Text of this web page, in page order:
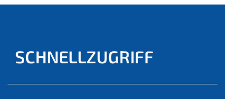
SCHNELLZUGRIFF